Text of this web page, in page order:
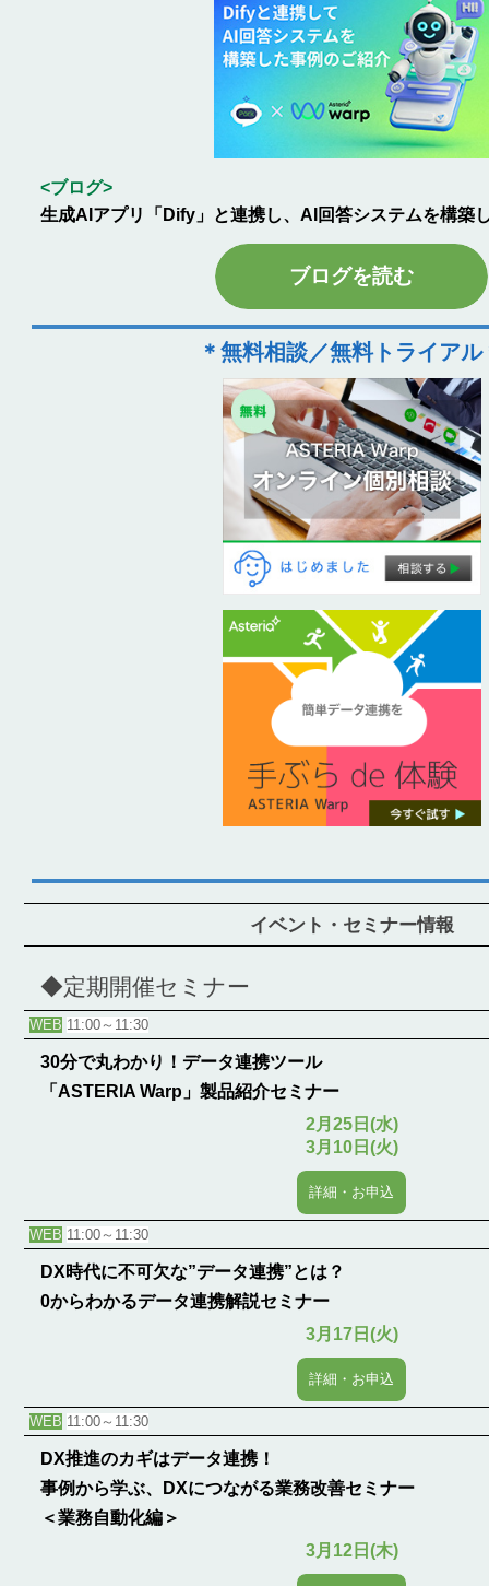
<ブログ>
生成AIアプリ「Dify」と連携し、AI回答システムを構築
ブログを読む
＊無料相談／無料トライアル
イベント・セミナー情報
◆定期開催セミナー
WEB 11:00～11:30
30分で丸わかり！データ連携ツール
「ASTERIA Warp」製品紹介セミナー
2月25日(水)
3月10日(火)
詳細・お申込
WEB 11:00～11:30
DX時代に不可欠な”データ連携”とは？
0からわかるデータ連携解説セミナー
3月17日(火)
詳細・お申込
WEB 11:00～11:30
DX推進のカギはデータ連携！
事例から学ぶ、DXにつながる業務改善セミナー
＜業務自動化編＞
3月12日(木)